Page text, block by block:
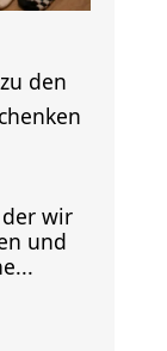
den
wir
und